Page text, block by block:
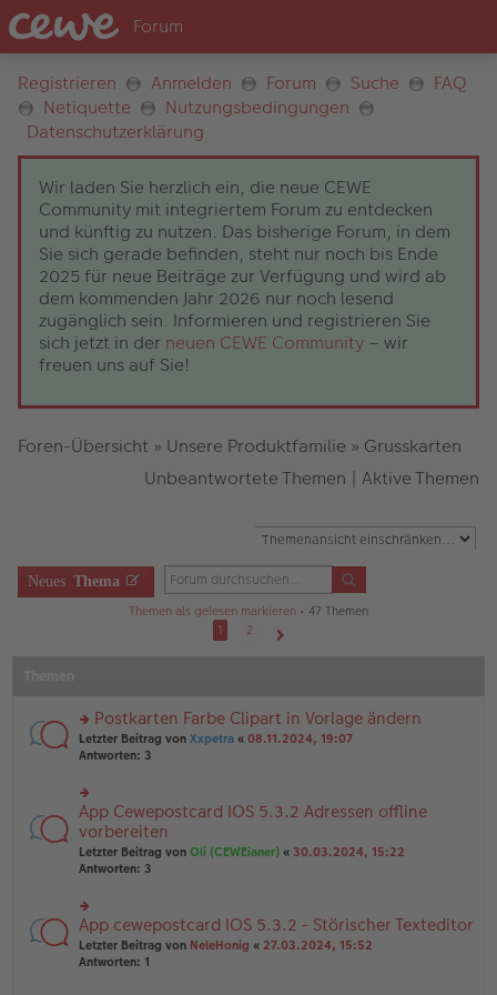
Registrieren Anmelden Forum Suche
FAQ
Netiquette
Nutzungsbedingungen
Datenschutzerklärung
Wir laden Sie herzlich ein, die neue CEWE
Community mit integriertem Forum zu entdecken
und künftig zu nutzen. Das bisherige Forum, in dem
Sie sich gerade befinden, steht nur noch bis Ende
2025 für neue Beiträge zur Verfügung und wird ab
dem kommenden Jahr 2026 nur noch lesend
zugänglich sein. Informieren und registrieren Sie
sich jetzt in der neuen CEWE Community – wir
freuen uns auf Sie!
Foren-Übersicht » Unsere Produktfamilie » Grusskarten
Unbeantwortete Themen | Aktive Themen
Neues Thema
Themen als gelesen markieren • 47 Themen
1
2
rs
te
u
n
g
el
es
e
er
B
ei
tr
a
Postkarten Farbe Clipart in Vorlage ändern
Letzter Beitrag von Xxpetra « 08.11.2024, 19:07
Antworten: 3
rs
te
r
u
n
el
es
e
n
App Cewepostcard IOS 5.3.2 Adressen offline
vorbereiten
Letzter Beitrag von Oli (CEWEianer) « 30.03.2024, 15:22
Antworten: 3
rs
te
r
App cewepostcard IOS 5.3.2 - Störischer Texteditor
Letzter Beitrag von NeleHonig « 27.03.2024, 15:52
Antworten: 1